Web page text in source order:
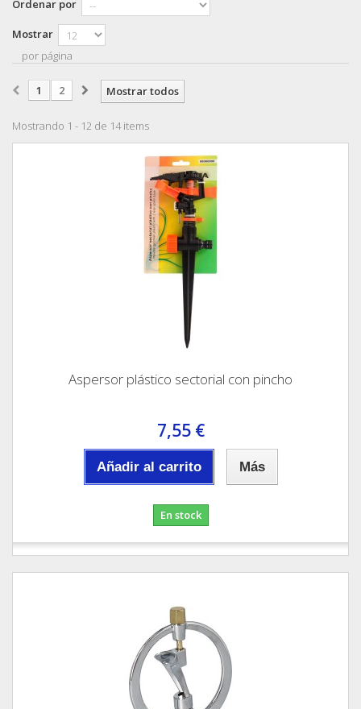
Ordenar por
Mostrar
por página
Mostrar todos
1 2
Mostrando 1 - 12 de 14 items
Aspersor plástico sectorial con pincho
7,55 €
Añadir al carrito Más
En stock